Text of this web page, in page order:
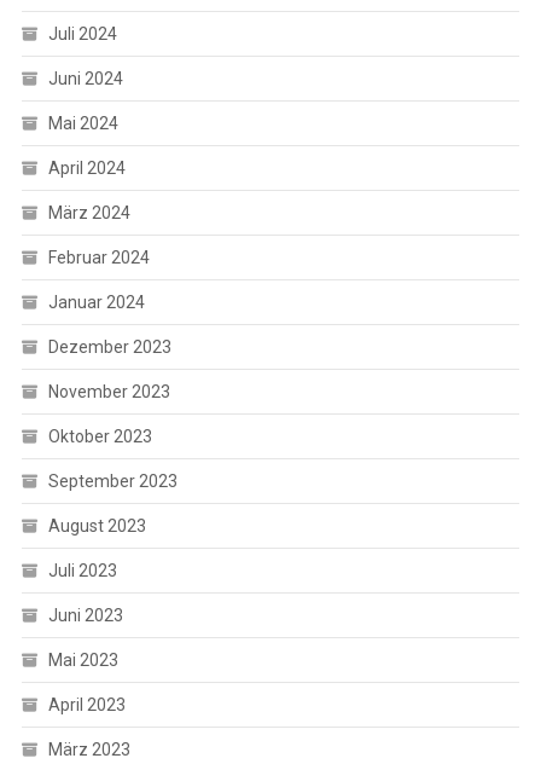
Juli 2024
Juni 2024
Mai 2024
April 2024
März 2024
Februar 2024
Januar 2024
Dezember 2023
November 2023
Oktober 2023
September 2023
August 2023
Juli 2023
Juni 2023
Mai 2023
April 2023
März 2023